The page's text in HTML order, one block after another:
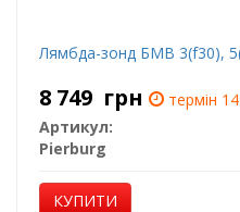
Лямбда-зонд БМВ 3(f30),
8 749 грн
термін
Артикул:
Pierburg
КУПИТИ